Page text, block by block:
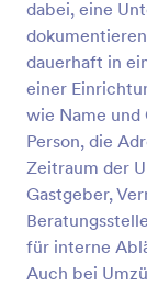
dabei, eine
dauerhaft in
einer
wie Name
Person, die
Zeitraum der
Gastgeber,
für interne
Auch bei